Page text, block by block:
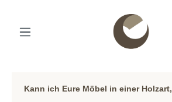
Kann ich Eure Möbel in einer Holzart,